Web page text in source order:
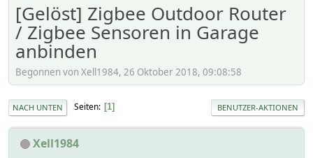
[Gelöst] Zigbee Outdoor Router
/ Zigbee Sensoren in Garage
anbinden
Begonnen von Xell1984, 26 Oktober 2018, 09:08:58
NACH UNTEN Seiten 1 BENUTZER-AKTIONEN
Xell1984